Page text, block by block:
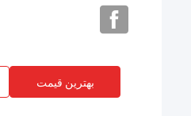
بهترین قیمت